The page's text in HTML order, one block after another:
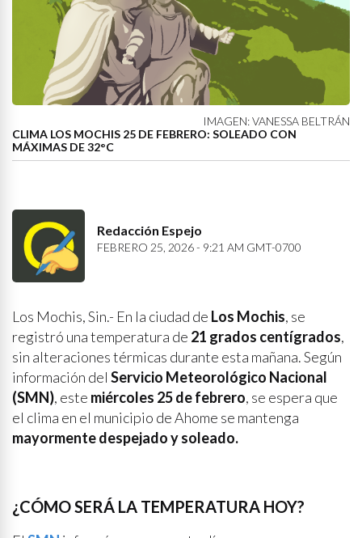
IMAGEN: VANESSA BELTRÁN
CLIMA LOS MOCHIS 25 DE FEBRERO: SOLEADO CON
MÁXIMAS DE 32°C
Redacción Espejo
FEBRERO 25, 2026 - 9:21 AM GMT-0700
Los Mochis, Sin.- En la ciudad de Los Mochis, se
registró una temperatura de 21 grados centígrados,
sin alteraciones térmicas durante esta mañana. Según
información del Servicio Meteorológico Nacional
(SMN), este miércoles 25 de febrero, se espera que
el clima en el municipio de Ahome se mantenga
mayormente despejado y soleado.
¿CÓMO SERÁ LA TEMPERATURA HOY?